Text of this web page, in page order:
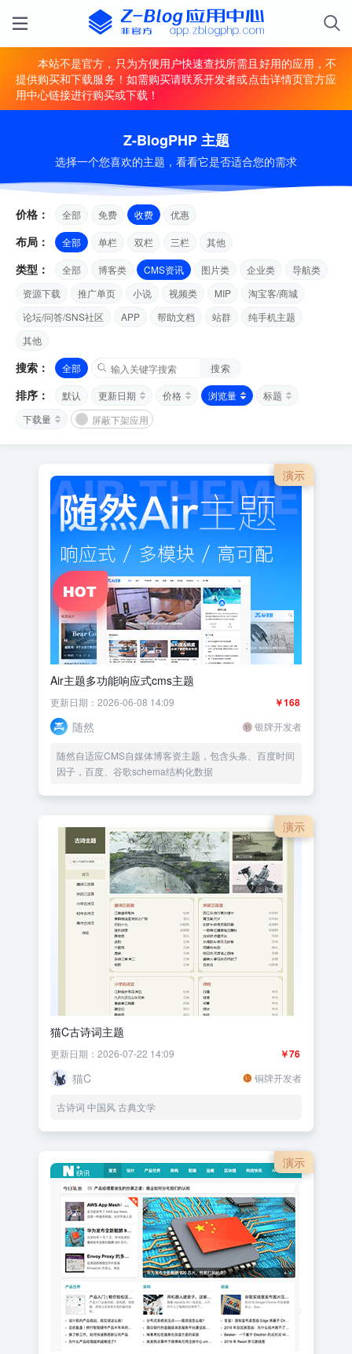
本站不是官方，只为方便用户快速查找所需且好用的应用，不
提供购买和下载服务！如需购买请联系开发者或点击详情页官方应
用中心链接进行购买或下载！
Z-BlogPHP 主题
选择一个您喜欢的主题，看看它是否适合您的需求
价格： 全部 免费 收费 优惠
布局： 全部 单栏 双栏 三栏 其他
类型： 全部 博客类 CMS资讯 图片类 企业类
导航类
资源下载
推广单页 小说 视频类 MIP
淘宝客/商城
论坛/问答/SNS社区
APP 帮助文档 站群
纯手机主题
其他
搜索： 全部 搜索
排序： 默认 更新日期 价格 浏览量
标题
下载量
屏蔽下架应用
演示
Air主题多功能响应式cms主题
￥168
更新日期：2026-06-08 14:09
随然 银牌开发者
随然自适应CMS自媒体博客资主题，包含头条、百度时间
因子，百度、谷歌schema结构化数据
演示
猫C古诗词主题
￥76
更新日期：2026-07-22 14:09
猫C 铜牌开发者
古诗词 中国风 古典文学
演示